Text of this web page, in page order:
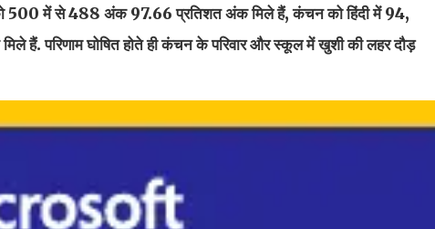
में से 488 अंक 97.66 प्रतिशत अंक मिले हैं, कंचन को हिंदी में 94,
हैं. परिणाम घोषित होते ही कंचन के परिवार और स्कूल में खुशी की लहर दौड़